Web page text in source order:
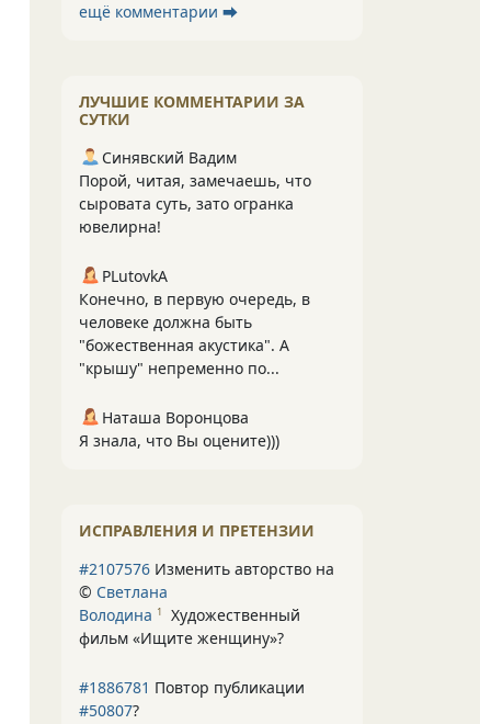
ещё комментарии ⮕
ЛУЧШИЕ КОММЕНТАРИИ ЗА
СУТКИ
Синявский Вадим
Порой, читая, замечаешь, что
сыровата суть, зато огранка
ювелирна!
PLutоvkА
Конечно, в первую очередь, в
человеке должна быть
"божественная акустика". А
"крышу" непременно по...
Наташа Воронцова
Я знала, что Вы оцените)))
ИСПРАВЛЕНИЯ И ПРЕТЕНЗИИ
#2107576 Изменить авторство на
© Светлана
Володина 1
Художественный
фильм «Ищите женщину»?
#1886781 Повтор публикации
#50807?